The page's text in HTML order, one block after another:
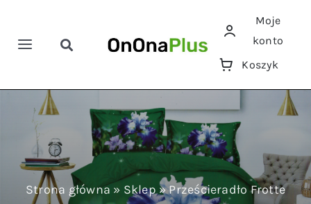
zawartości
Toggle
Pościele
Ręczniki
Toggle
Moje
konto
Koszyk
Strona główna » Sklep»Prześcieradło Frotte